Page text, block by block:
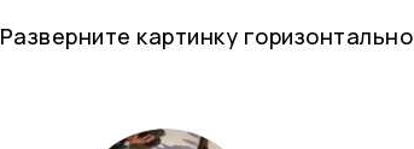
Разверните картинку горизонтально